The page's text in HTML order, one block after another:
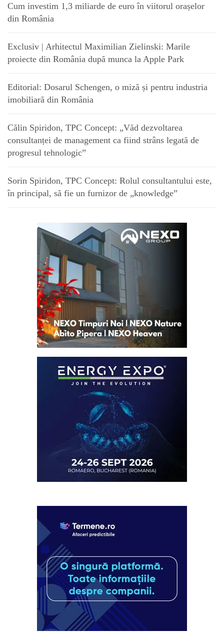
Cum investim 1,3 miliarde de euro în viitorul orașelor
din România
Exclusiv | Arhitectul Maximilian Zielinski: Marile
proiecte din România după munca la Apple Park
Editorial: Dosarul Schengen, o miză și pentru industria
imobiliară din România
Călin Spiridon, TPC Concept: „Văd dezvoltarea
consultanței de management ca fiind strâns legată de
progresul tehnologic”
Sorin Spiridon, TPC Concept: Rolul consultantului este,
în principal, să fie un furnizor de „knowledge”